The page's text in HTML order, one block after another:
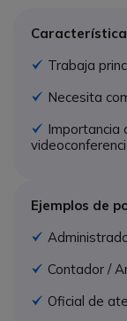
Icono
Trabaja
Icono
Necesita
Icono
Importancia
Ejemplos de
Icono
Icono
Contador /
Icono
Oficial de